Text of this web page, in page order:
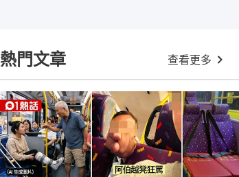
熱門文章 查看更多